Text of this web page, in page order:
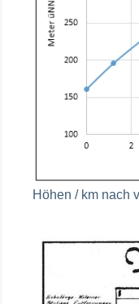
Höhen / km nach